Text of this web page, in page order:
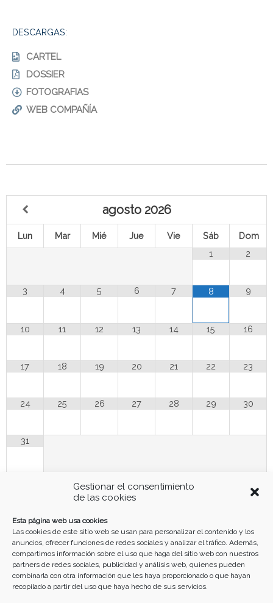
Gestionar el consentimiento
de las cookies
Esta página web usa cookies
Las cookies de este sitio web se usan para personalizar el contenido y los
anuncios, ofrecer funciones de redes sociales y analizar el tráfico. Además,
compartimos información sobre el uso que haga del sitio web con nuestros
partners de redes sociales, publicidad y análisis web, quienes pueden
combinarla con otra información que les haya proporcionado o que hayan
recopilado a partir del uso que haya hecho de sus servicios.
DESCARGAS:
CARTEL
DOSSIER
FOTOGRAFIAS
WEB COMPAÑÍA
agosto 2026
Lun Mar Mié Jue Vie Sáb
Dom
1
2
3 4 5 6 7 8 9
10 11 12 13 14 15 16
17 18 19 20 21 22 23
24 25 26 27 28 29 30
31
Funciona gracias a
Buscar